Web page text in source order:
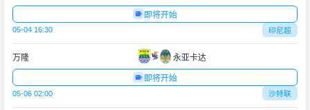
即将开始
05-04 16:30 印尼超
万隆 永亚卡达
即将开始
05-06 02:00 沙特联